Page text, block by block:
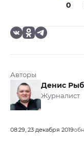
0
Авторы
Денис
Журналист
08:29, 23 декабря 2019